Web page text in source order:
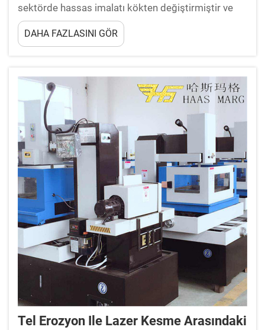
sektörde hassas imalatı kökten değiştirmiştir ve
üreticilere üstün doğrulukla karmaşık geometriler
oluşturma imkânı sunmuştur. Mevcut tel EDM
sistemleri çeşitleri arasında ...
DAHA FAZLASINI GÖR
Tel Erozyon Ile Lazer Kesme Arasındaki